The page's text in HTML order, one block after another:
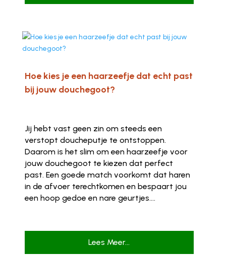
Hoe kies je een haarzeefje dat echt past
bij jouw douchegoot?
Jij hebt vast geen zin om steeds een
verstopt doucheputje te ontstoppen.
Daarom is het slim om een haarzeefje voor
jouw douchegoot te kiezen dat perfect
past. Een goede match voorkomt dat haren
in de afvoer terechtkomen en bespaart jou
een hoop gedoe en nare geurtjes....
Lees Meer...